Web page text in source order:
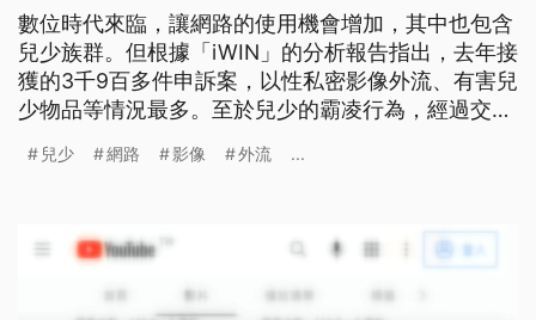
數位時代來臨，讓網路的使用機會增加，其中也包含
兒少族群。但根據「iWIN」的分析報告指出，去年接
獲的3千9百多件申訴案，以性私密影像外流、有害兒
少物品等情況最多。至於兒少的霸凌行為，經過交叉
且有遭遇到網路霸凌的人，在現實當中，也很有可能
兒少 網路 影像 外流 ...